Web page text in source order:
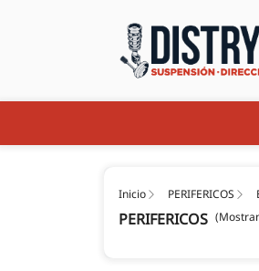
Inicio PERIFERICOS
PERIFERICOS